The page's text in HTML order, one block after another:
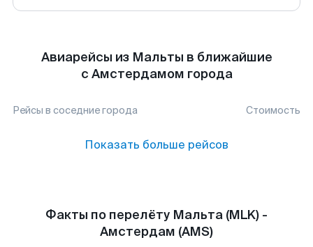
Авиарейсы из Мальты в ближайшие
с Амстердамом города
Рейсы в соседние города Стоимость
Показать больше рейсов
Факты по перелёту Мальта (MLK) -
Амстердам (AMS)